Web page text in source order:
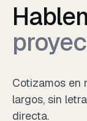
Cotizamos en
largos, sin
directa.